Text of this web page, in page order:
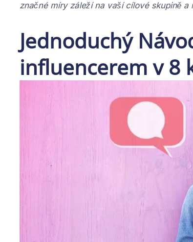
značné míry záleží na vaší cílové skupině
Jednoduchý
influencerem v 8